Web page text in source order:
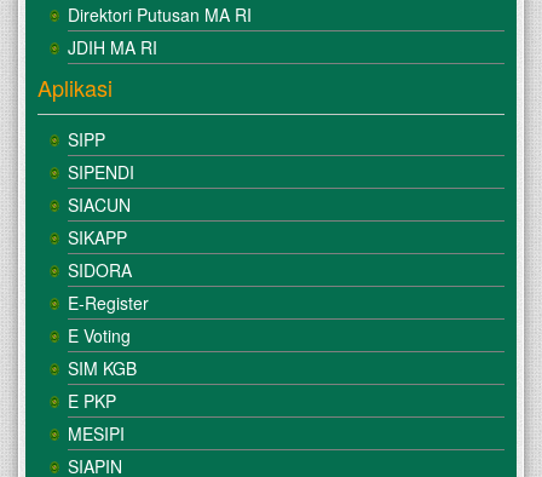
Direktori Putusan MA RI
JDIH MA RI
Aplikasi
SIPP
SIPENDI
SIACUN
SIKAPP
SIDORA
E-Register
E Voting
SIM KGB
E PKP
MESIPI
SIAPIN